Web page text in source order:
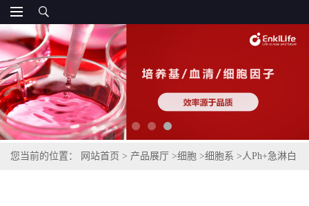
您当前的位置： 网站首页 > 产品展厅 >细胞 >细胞系 >人Ph+急淋白